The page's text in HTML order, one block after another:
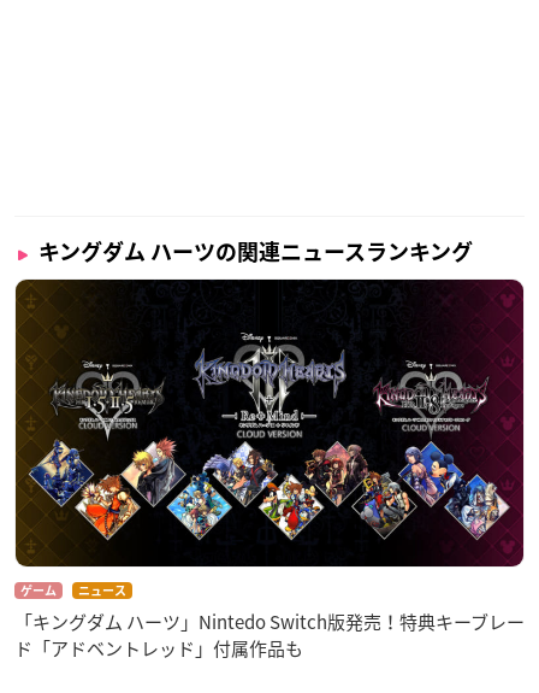
キングダム ハーツの関連ニュースランキング
ゲーム ニュース
「キングダム ハーツ」Nintedo Switch版発売！特典キーブレー
ド「アドベントレッド」付属作品も